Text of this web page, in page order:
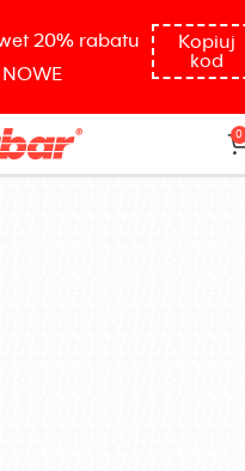
0
20% rabatu
Kopiuj
kod